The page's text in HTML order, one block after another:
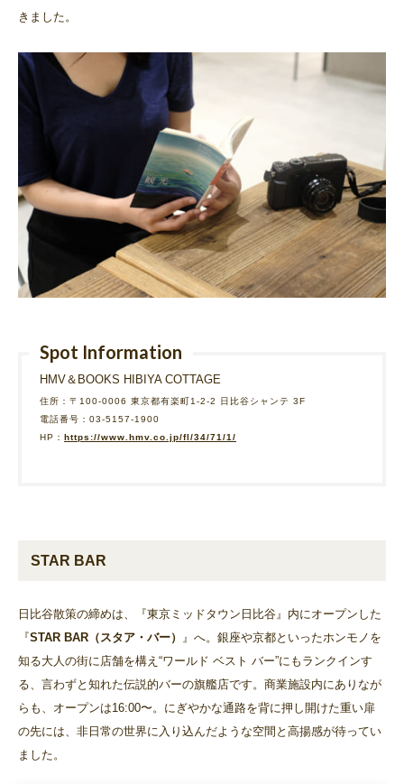
きました。
Spot Information
HMV＆BOOKS HIBIYA COTTAGE
住所：〒100-0006 東京都有楽町1-2-2 日比谷シャンテ 3F
電話番号：03-5157-1900
HP： https://www.hmv.co.jp/fl/34/71/1/
STAR BAR
日比谷散策の締めは、『東京ミッドタウン日比谷』内にオープンした
『STAR BAR（スタア・バー）
』へ。銀座や京都といったホンモノを
知る大人の街に店舗を構え“ワールド ベスト バー”にもランクインす
る、言わずと知れた伝説的バーの旗艦店です。商業施設内にありなが
らも、オープンは16:00〜。にぎやかな通路を背に押し開けた重い扉
の先には、非日常の世界に入り込んだような空間と高揚感が待ってい
ました。